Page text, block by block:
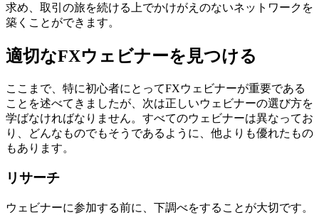
求め、取引の旅を続ける上でかけがえのないネットワークを
築くことができます。
適切なFXウェビナーを見つける
ここまで、特に初心者にとってFXウェビナーが重要である
ことを述べてきましたが、次は正しいウェビナーの選び方を
学ばなければなりません。すべてのウェビナーは異なってお
り、どんなものでもそうであるように、他よりも優れたもの
もあります。
リサーチ
ウェビナーに参加する前に、下調べをすることが大切です。